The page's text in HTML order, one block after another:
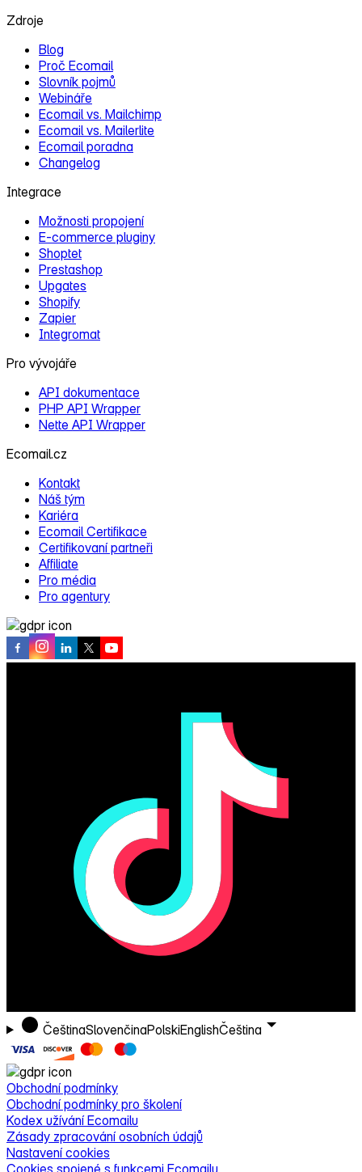
Zdroje
Blog
Proč Ecomail
Slovník pojmů
Webináře
Ecomail vs. Mailchimp
Ecomail vs. Mailerlite
Ecomail poradna
Changelog
Integrace
Možnosti propojení
E‑commerce pluginy
Shoptet
Prestashop
Upgates
Shopify
Zapier
Integromat
Pro vývojáře
API dokumentace
PHP API Wrapper
Nette API Wrapper
Ecomail.cz
Kontakt
Náš tým
Kariéra
Ecomail Certifikace
Certifikovaní partneři
Affiliate
Pro média
Pro agentury
ČeštinaSlovenčinaPolskiEnglishČeština
Obchodní podmínky
Obchodní podmínky pro školení
Kodex užívání Ecomailu
Zásady zpracování osobních údajů
Nastavení cookies
Cookies spojené s funkcemi Ecomailu